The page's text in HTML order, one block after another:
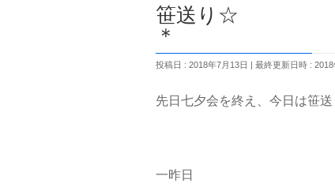
笹送り☆ ＊
＊
投稿日 : 2018年7月13日 最終更新日時 : 2018
先日七夕会を終え、今日は笹送
一昨日